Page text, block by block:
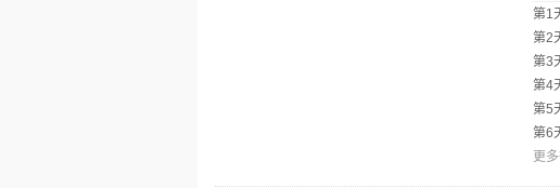
第1
第2
第3
第4
第5
第6
更